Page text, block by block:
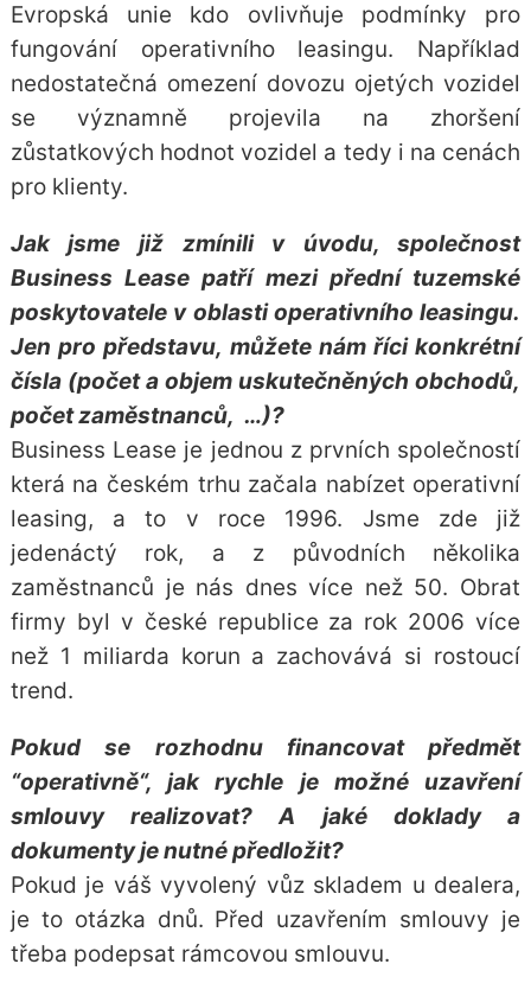
Evropská unie kdo ovlivňuje podmínky pro
fungování operativního leasingu. Například
nedostatečná omezení dovozu ojetých vozidel
se významně projevila na zhoršení
zůstatkových hodnot vozidel a tedy i na cenách
pro klienty.
Jak jsme již zmínili v úvodu, společnost
Business Lease patří mezi přední tuzemské
poskytovatele v oblasti operativního leasingu.
Jen pro představu, můžete nám říci konkrétní
čísla (počet a objem uskutečněných obchodů,
počet zaměstnanců, …)?
Business Lease je jednou z prvních společností
která na českém trhu začala nabízet operativní
leasing, a to v roce 1996. Jsme zde již
jedenáctý rok, a z původních několika
zaměstnanců je nás dnes více než 50. Obrat
firmy byl v české republice za rok 2006 více
než 1 miliarda korun a zachovává si rostoucí
trend.
Pokud se rozhodnu financovat předmět
“operativně“, jak rychle je možné uzavření
smlouvy realizovat? A jaké doklady a
dokumenty je nutné předložit?
Pokud je váš vyvolený vůz skladem u dealera,
je to otázka dnů. Před uzavřením smlouvy je
třeba podepsat rámcovou smlouvu.